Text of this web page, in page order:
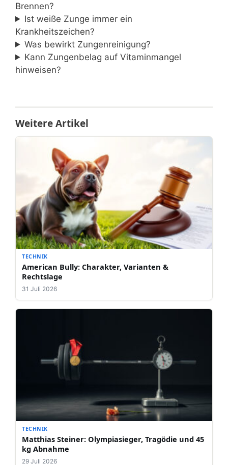
Brennen?
Ist weiße Zunge immer ein
Krankheitszeichen?
Was bewirkt Zungenreinigung?
Kann Zungenbelag auf Vitaminmangel
hinweisen?
Weitere Artikel
TECHNIK
American Bully: Charakter, Varianten &
Rechtslage
31 Juli 2026
TECHNIK
Matthias Steiner: Olympiasieger, Tragödie und 45
kg Abnahme
29 Juli 2026